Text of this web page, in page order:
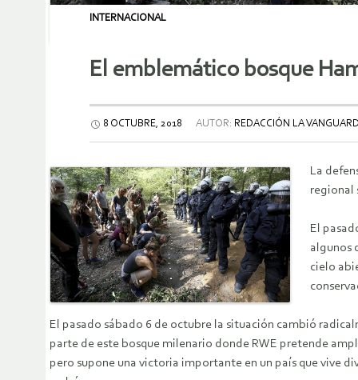
INTERNACIONAL
El emblemático bosque
8 OCTUBRE, 2018 AUTOR: REDACCIÓN LA
La
regional
El
algunos
cielo
El pasado sábado 6 de octubre la situación cambió
parte de este bosque milenario donde RWE pretende
pero supone una victoria importante en un país que vive